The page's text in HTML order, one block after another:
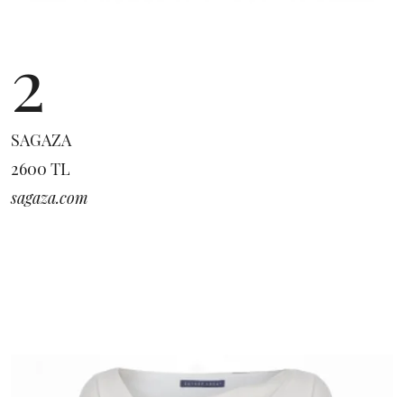
2
SAGAZA
2600 TL
sagaza.com